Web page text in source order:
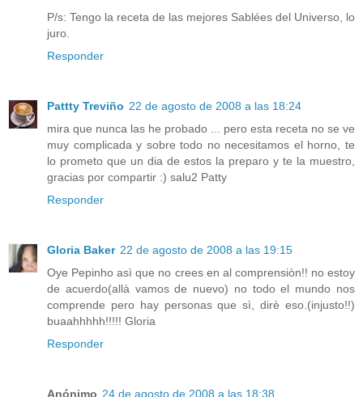
P/s: Tengo la receta de las mejores Sablées del Universo, lo
juro.
Responder
Pattty Treviño 22 de agosto de 2008 a las 18:24
mira que nunca las he probado ... pero esta receta no se ve
muy complicada y sobre todo no necesitamos el horno, te
lo prometo que un dia de estos la preparo y te la muestro,
gracias por compartir :) salu2 Patty
Responder
Gloria Baker 22 de agosto de 2008 a las 19:15
Oye Pepinho asì que no crees en al comprensiòn!! no estoy
de acuerdo(allà vamos de nuevo) no todo el mundo nos
comprende pero hay personas que sì, dirè eso.(injusto!!)
buaahhhhh!!!!! Gloria
Responder
Anónimo 24 de agosto de 2008 a las 18:38